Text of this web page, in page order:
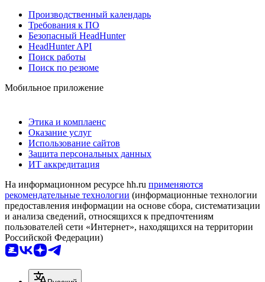
Производственный календарь
Требования к ПО
Безопасный HeadHunter
HeadHunter API
Поиск работы
Поиск по резюме
Мобильное приложение
Этика и комплаенс
Оказание услуг
Использование сайтов
Защита персональных данных
ИТ аккредитация
На информационном ресурсе hh.ru применяются
рекомендательные технологии (информационные технологии
предоставления информации на основе сбора, систематизации
и анализа сведений, относящихся к предпочтениям
пользователей сети «Интернет», находящихся на территории
Российской Федерации)